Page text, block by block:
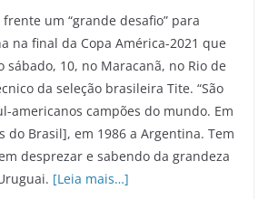
um “grande desafio” para
na final da Copa América-2021 que
sábado, 10, no Maracanã, no Rio de
da seleção brasileira Tite. “São
americanos campões do mundo. Em
do Brasil], em 1986 a Argentina. Tem
desprezar e sabendo da grandeza
[Leia mais…]